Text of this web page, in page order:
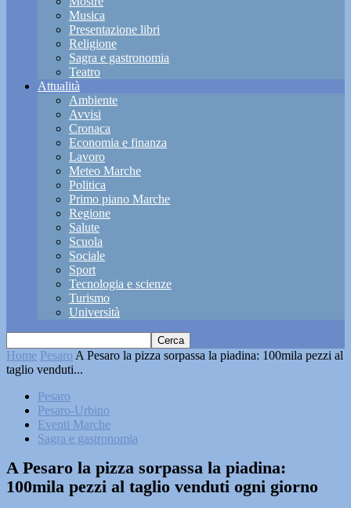
Musica
Presentazione libri
Religione
Sagra e gastronomia
Teatro
Attualità
Ambiente
Avvisi
Cronaca
Economia e finanza
Lavoro
Meteo Marche
Politica
Primo piano Marche
Regione
Salute
Scuola
Sociale
Sport
Tecnologia e scienze
Turismo
Università
Home Pesaro A Pesaro la pizza sorpassa la piadina: 100mila pezzi al
taglio venduti...
Pesaro
Pesaro-Urbino
Eventi Marche
Sagra e gastronomia
A Pesaro la pizza sorpassa la piadina:
100mila pezzi al taglio venduti ogni giorno